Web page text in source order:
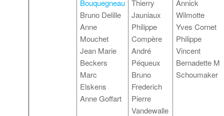
Bouquegneau
Bruno Delille
Anne
Mouchet
Jean Marie
Beckers
Marc
Elskens
Anne Goffart
Thierry
Jauniaux
Philippe
Compère
André
Péqueux
Bruno
Frederich
Pierre
Vandewalle
Annick
Wilmotte
Yves Cornet
Philippe
Vincent
Bernadette M
Schoumaker